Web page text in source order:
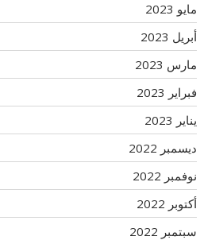
مايو 2023
أبريل 2023
مارس 2023
فبراير 2023
يناير 2023
ديسمبر 2022
نوفمبر 2022
أكتوبر 2022
سبتمبر 2022